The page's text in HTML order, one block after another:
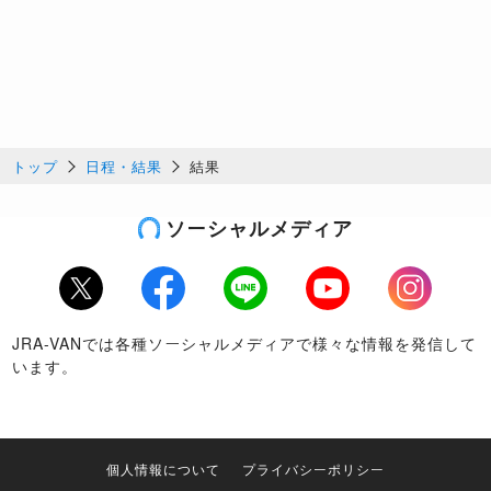
トップ 日程・結果 結果
ソーシャルメディア
Twitter Facebook LINE Youtube
Instagram
JRA-VANでは各種ソーシャルメディアで様々な情報を発信して
います。
個人情報について プライバシーポリシー